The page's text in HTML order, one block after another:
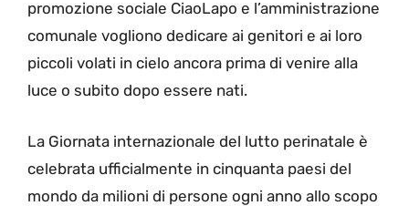
promozione sociale CiaoLapo e l’amministrazione
comunale vogliono dedicare ai genitori e ai loro
piccoli volati in cielo ancora prima di venire alla
luce o subito dopo essere nati.
La Giornata internazionale del lutto perinatale è
celebrata ufficialmente in cinquanta paesi del
mondo da milioni di persone ogni anno allo scopo